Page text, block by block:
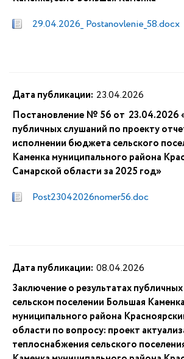
29.04.2026_ Postanovlenie_58.docx
Дата публикации: 23.04.2026
Постановление № 56 от 23.04.2026
публичных слушаний по проекту
исполнении бюджета сельского
Каменка муниципального района
Самарской области за 2025 год»
Post23042026nomer56.doc
Дата публикации: 08.04.2026
Заключение о результатах
сельском поселении Большая Каменка
муниципального района
области по вопросу: проект
теплоснабжения сельского